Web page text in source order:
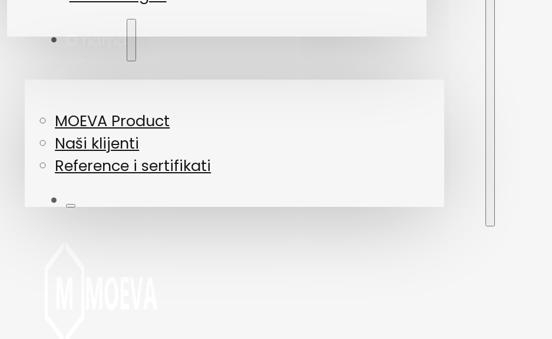
O nama
MOEVA Product
Naši klijenti
Reference i sertifikati